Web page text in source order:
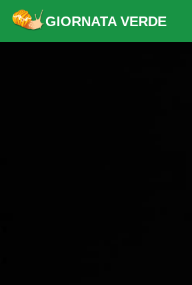
GIORNATA VERDE